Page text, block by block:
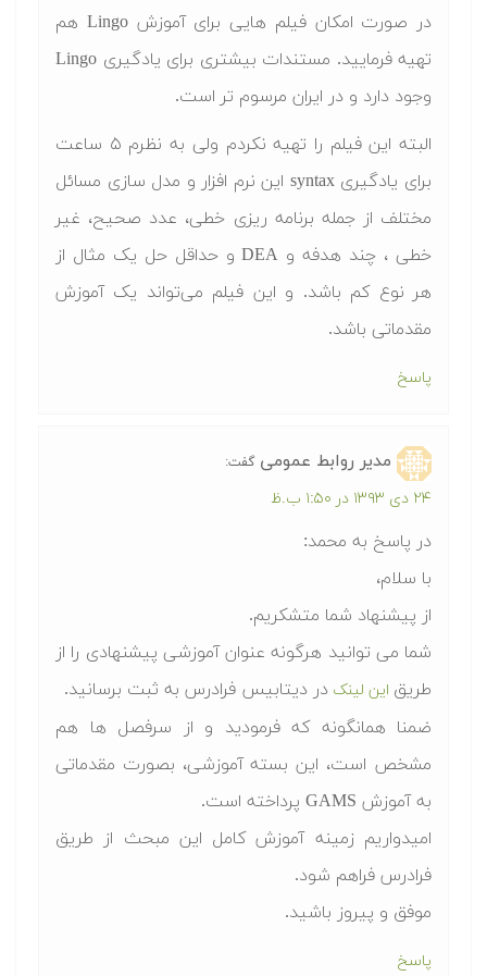
در صورت امکان فیلم هایی برای آموزش Lingo هم
تهیه فرمایید. مستندات بیشتری برای یادگیری Lingo
وجود دارد و در ایران مرسوم تر است.
البته این فیلم را تهیه نکردم ولی به نظرم ۵ ساعت
برای یادگیری syntax این نرم افزار و مدل سازی مسائل
مختلف از جمله برنامه ریزی خطی، عدد صحیح، غیر
خطی ، چند هدفه و DEA و حداقل حل یک مثال از
هر نوع کم باشد. و این فیلم می‌تواند یک آموزش
مقدماتی باشد.
پاسخ
مدیر روابط عمومی گفت:
۲۴ دی ۱۳۹۳ در ۱:۵۰ ب.ظ
در پاسخ به محمد:
با سلام،
از پیشنهاد شما متشکریم.
شما می توانید هرگونه عنوان آموزشی پیشنهادی را از
طریق این لینک در دیتابیس فرادرس به ثبت برسانید​.
ضمنا همانگونه که فرمودید و از سرفصل ها هم
مشخص است، این بسته آموزشی، بصورت مقدماتی
به آموزش GAMS پرداخته است.
امیدواریم زمینه آموزش کامل این مبحث از طریق
فرادرس فراهم شود.
موفق و پیروز باشید.
پاسخ